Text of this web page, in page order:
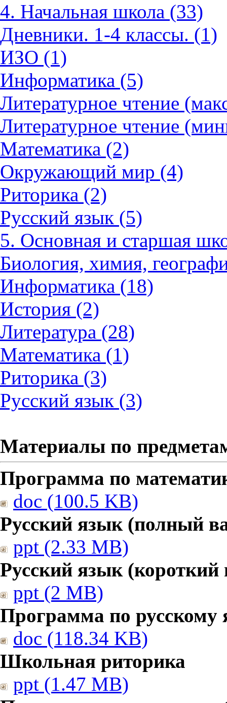
4. Начальная школа (33)
Дневники. 1-4 классы. (1)
ИЗО (1)
Информатика (5)
Литературное чтение
Литературное чтение
Математика (2)
Окружающий мир (4)
Риторика (2)
Русский язык (5)
5. Основная и старшая
Биология, химия,
Информатика (18)
История (2)
Литература (28)
Математика (1)
Риторика (3)
Русский язык (3)
Материалы по
Программа по
doc (100.5 KB)
Русский язык (полный
ppt (2.33 MB)
Русский язык (короткий
ppt (2 MB)
Программа по русскому
doc (118.34 KB)
Школьная риторика
ppt (1.47 MB)